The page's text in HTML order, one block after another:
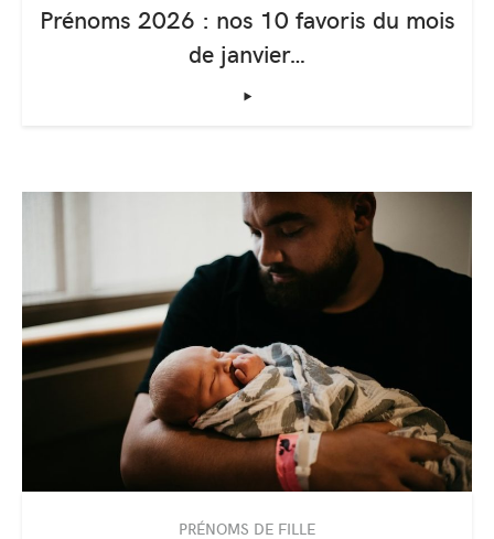
Prénoms 2026 : nos 10 favoris du mois
de janvier…
‣
PRÉNOMS DE FILLE